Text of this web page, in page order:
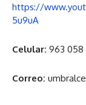
https://
5u9uA
Celular: 963 058
Correo: